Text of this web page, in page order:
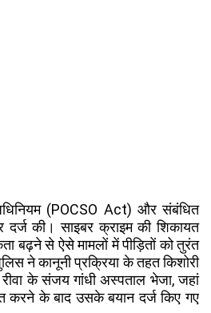
(POCSO Act) और संबंधित
की। साइबर क्राइम की शिकायत
बढ़ने से ऐसे मामलों में पीड़ितों को तुरंत
ने कानूनी प्रक्रिया के तहत किशोरी
के संजय गांधी अस्पताल भेजा, जहां
करने के बाद उसके बयान दर्ज किए गए